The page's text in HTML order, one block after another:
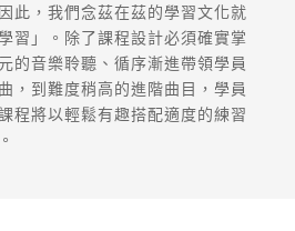
此，我們念茲在茲的學習文化就
習」。除了課程設計必須確實掌
的音樂聆聽、循序漸進帶領學員
，到難度稍高的進階曲目，學員
程將以輕鬆有趣搭配適度的練習